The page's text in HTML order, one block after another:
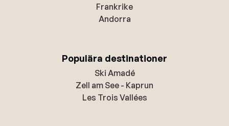
Frankrike
Andorra
Populära destinationer
Ski Amadé
Zell am See - Kaprun
Les Trois Vallées